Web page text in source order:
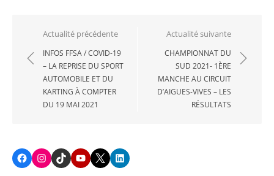
Navigation
de
l’article
Actualité précédente
INFOS FFSA / COVID-19
– LA REPRISE DU SPORT
AUTOMOBILE ET DU
KARTING À COMPTER
DU 19 MAI 2021
Actualité suivante
CHAMPIONNAT DU
SUD 2021- 1ÈRE
MANCHE AU CIRCUIT
D’AIGUES-VIVES – LES
RÉSULTATS
FacebookInstagram
TikTokYoutube
X LinkedIn